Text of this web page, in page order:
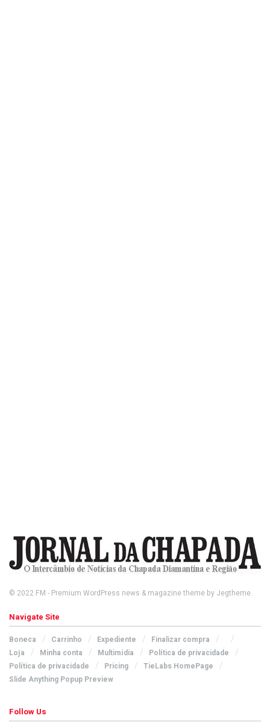
© 2022 FM - Premium WordPress news & magazine theme by Jegtheme.
Navigate Site
Boneca Carrinho Expediente
Finalizar compra
Loja
Minha conta Multimídia
Política de privacidade
Política de privacidade
Pricing
TieLabs HomePage
Slide Anything Popup Preview
Follow Us